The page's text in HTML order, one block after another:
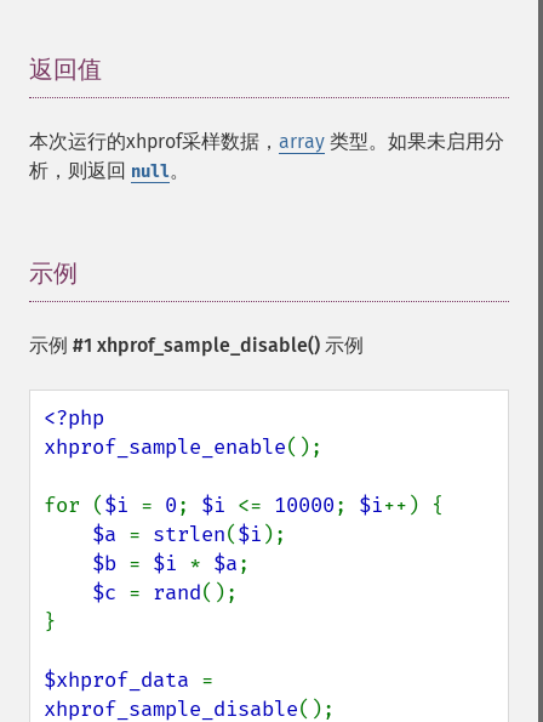
返回值
本次运行的xhprof采样数据， array 类型。如果未启用分
析，则返回 null。
示例
示例 #1 xhprof_sample_disable() 示例
<?php
xhprof_sample_enable();
for ($i = 0; $i <= 10000; $i++) {
$a = strlen($i );
$b = $i * $a;
$c = rand();
}
$xhprof_data
xhprof_sample_disable();